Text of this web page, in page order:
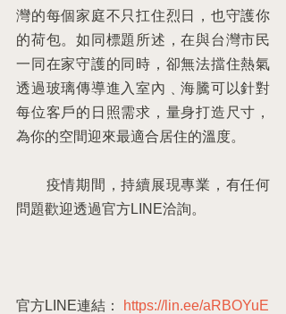
灣的每個家庭不只扛住烈日，也守護你
的荷包。如同標題所述，在與台灣市民
一同在家守護的同時，卻無法擋住熱氣
透過玻璃傳導進入室內﹑海騰可以針對
每位客戶的日照需求，量身打造尺寸，
為你的空間迎來最適合居住的溫度。
疫情期間，持續展現專業，有任何
問題歡迎透過官方LINE洽詢。
官方LINE連結：
https://lin.ee/aRBOYuE